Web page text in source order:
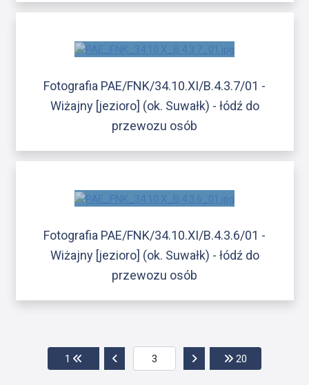
Fotografia PAE/FNK/34.10.XI/B.4.3.7/01 -
Wiżajny [jezioro] (ok. Suwałk) - łódź do
przewozu osób
Fotografia PAE/FNK/34.10.XI/B.4.3.6/01 -
Wiżajny [jezioro] (ok. Suwałk) - łódź do
przewozu osób
1 Przejdź do pierwszej strony
Przejdź do poprzedniej strony
Przejdź do następnej
20